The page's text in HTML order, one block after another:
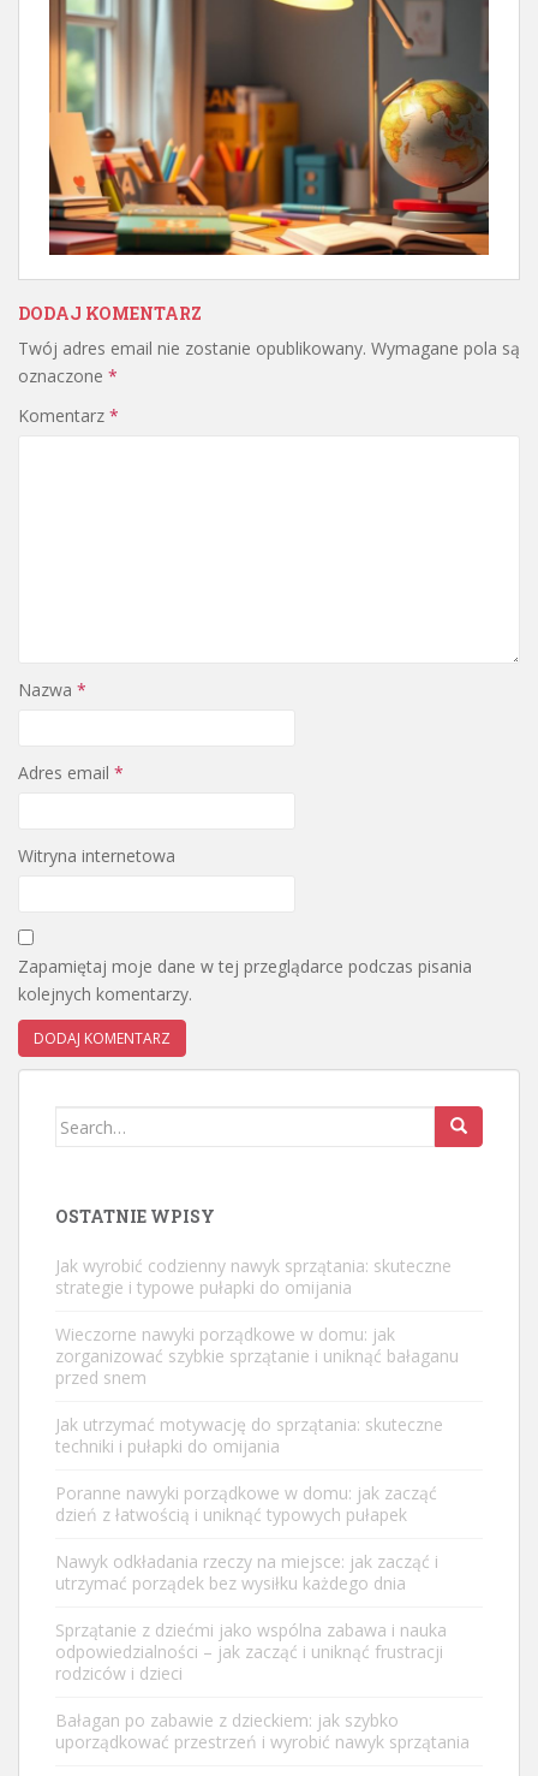
DODAJ KOMENTARZ
Twój adres email nie zostanie opublikowany. Wymagane pola są
oznaczone *
Komentarz *
Nazwa *
Adres email *
Witryna internetowa
Zapamiętaj moje dane w tej przeglądarce podczas pisania
kolejnych komentarzy.
Search
OSTATNIE WPISY
Jak wyrobić codzienny nawyk sprzątania: skuteczne
strategie i typowe pułapki do omijania
Wieczorne nawyki porządkowe w domu: jak
zorganizować szybkie sprzątanie i uniknąć bałaganu
przed snem
Jak utrzymać motywację do sprzątania: skuteczne
techniki i pułapki do omijania
Poranne nawyki porządkowe w domu: jak zacząć
dzień z łatwością i uniknąć typowych pułapek
Nawyk odkładania rzeczy na miejsce: jak zacząć i
utrzymać porządek bez wysiłku każdego dnia
Sprzątanie z dziećmi jako wspólna zabawa i nauka
odpowiedzialności – jak zacząć i uniknąć frustracji
rodziców i dzieci
Bałagan po zabawie z dzieckiem: jak szybko
uporządkować przestrzeń i wyrobić nawyk sprzątania